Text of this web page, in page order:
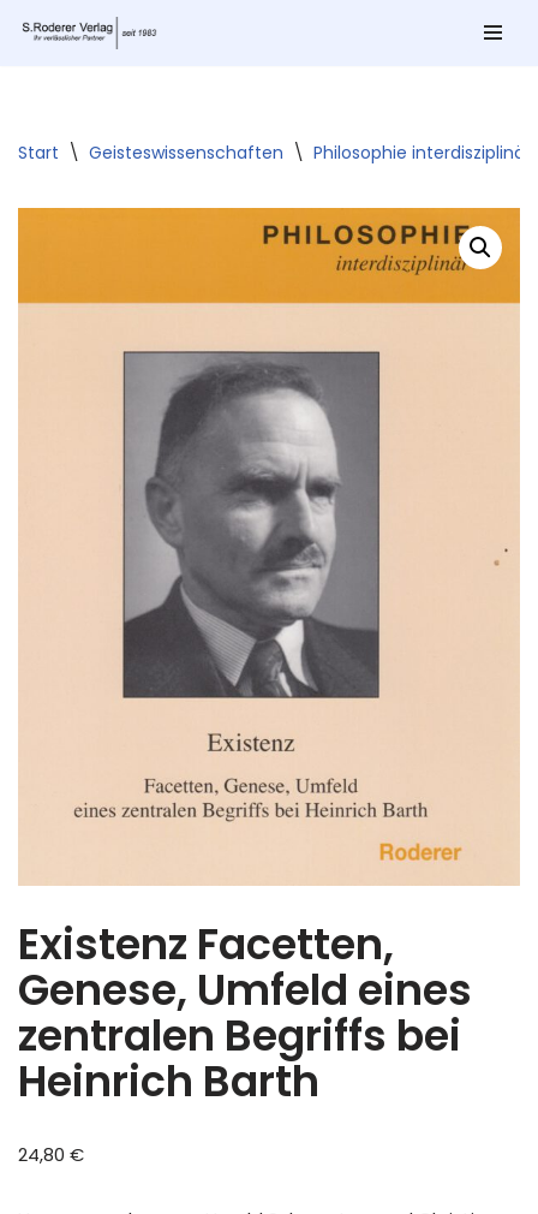
Start \ Geisteswissenschaften \ Philosophie interdisziplinär
Existenz Facetten,
Genese, Umfeld eines
zentralen Begriffs bei
Heinrich Barth
24,80 €